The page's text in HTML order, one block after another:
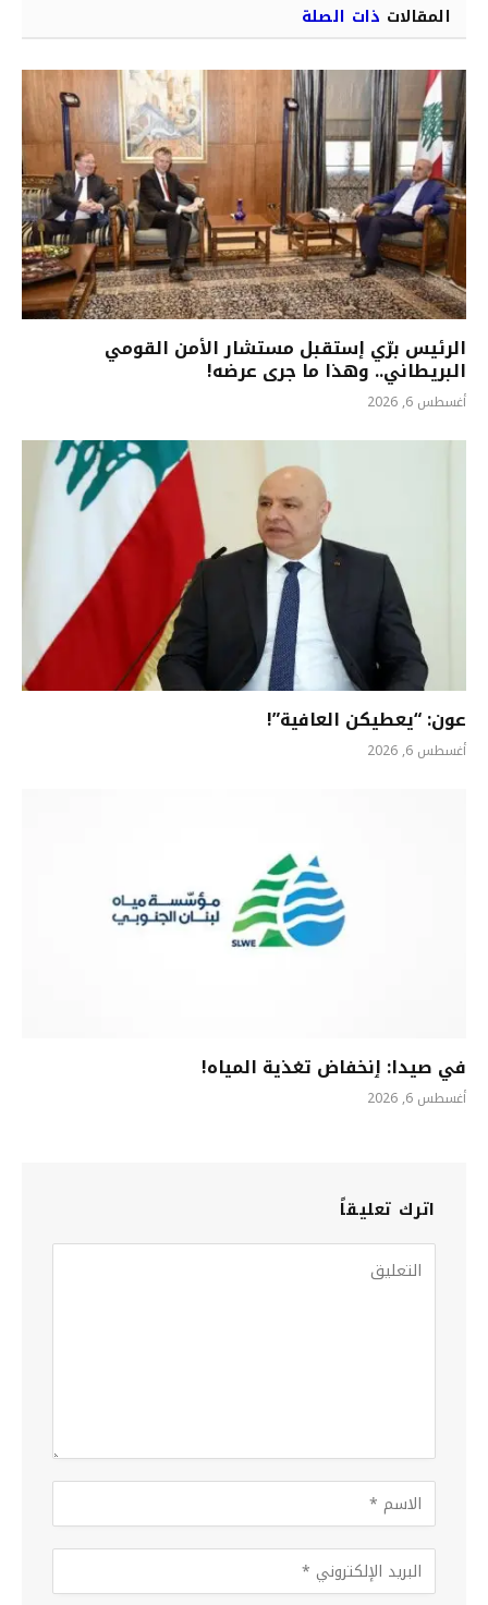
المقالات ذات الصلة
الرئيس برّي إستقبل مستشار الأمن القومي
البريطاني.. وهذا ما جرى عرضه!
أغسطس 6, 2026
عون: “يعطيكن العافية”!
أغسطس 6, 2026
في صيدا: ٳنخفاض تغذية المياه!
أغسطس 6, 2026
اترك تعليقاً